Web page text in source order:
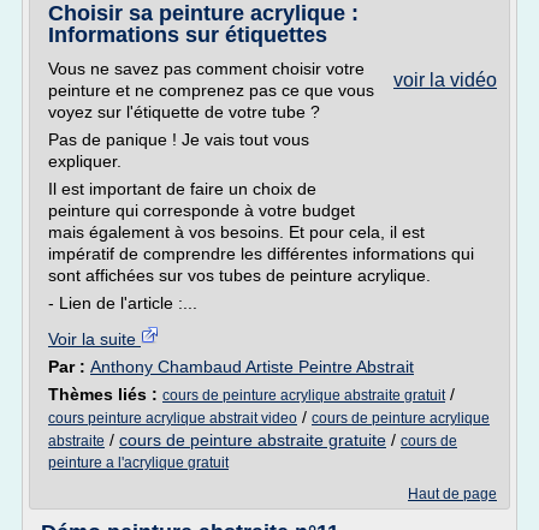
Choisir sa peinture acrylique :
Informations sur étiquettes
voir la vidéo
Vous ne savez pas comment choisir votre
peinture et ne comprenez pas ce que vous
voyez sur l'étiquette de votre tube ?
Pas de panique ! Je vais tout vous
expliquer.
Il est important de faire un choix de
peinture qui corresponde à votre budget
mais également à vos besoins. Et pour cela, il est
impératif de comprendre les différentes informations qui
sont affichées sur vos tubes de peinture acrylique.
- Lien de l'article :...
Voir la suite
Par : Anthony Chambaud Artiste Peintre Abstrait
Thèmes liés : cours de peinture acrylique abstraite gratuit/
cours peinture acrylique abstrait video / cours de peinture acrylique
abstraite / cours de peinture abstraite gratuite / cours de
peinture a l'acrylique gratuit
Haut de page